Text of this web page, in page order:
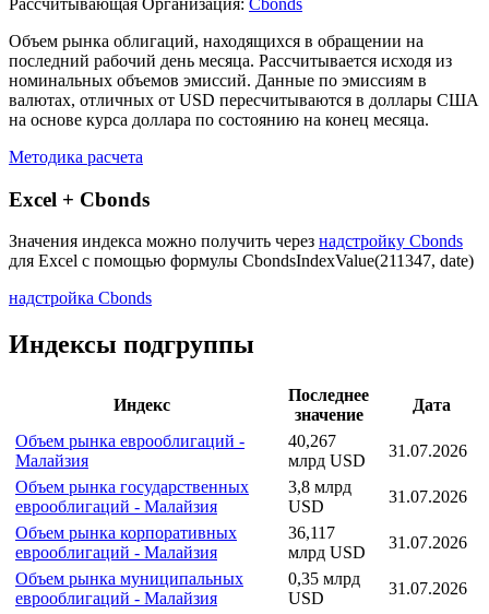
Рассчитывающая Организация: Cbonds
Объем рынка облигаций, находящихся в обращении на
последний рабочий день месяца. Рассчитывается исходя из
номинальных объемов эмиссий. Данные по эмиссиям в
валютах, отличных от USD пересчитываются в доллары США
на основе курса доллара по состоянию на конец месяца.
Методика расчета
Excel + Cbonds
Значения индекса можно получить через надстройку Cbonds
для Excel с помощью формулы CbondsIndexValue(211347, date)
надстройка Cbonds
Индексы подгруппы
Индекс
Последнее
значение
Дата
Объем рынка еврооблигаций -
Малайзия
40,267
млрд USD
31.07.2026
Объем рынка государственных
еврооблигаций - Малайзия
3,8 млрд
USD
31.07.2026
Объем рынка корпоративных
еврооблигаций - Малайзия
36,117
млрд USD
31.07.2026
Объем рынка муниципальных
еврооблигаций - Малайзия
0,35 млрд
USD
31.07.2026